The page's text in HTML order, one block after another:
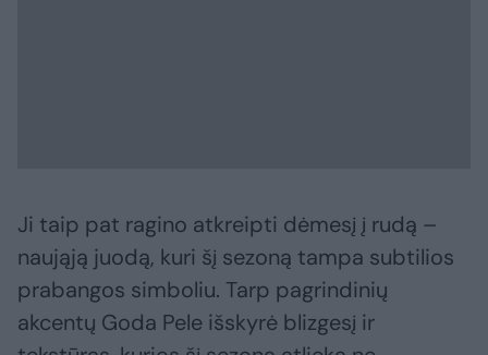
Ji taip pat ragino atkreipti dėmesį į rudą –
naująją juodą, kuri šį sezoną tampa subtilios
prabangos simboliu. Tarp pagrindinių
akcentų Goda Pele išskyrė blizgesį ir